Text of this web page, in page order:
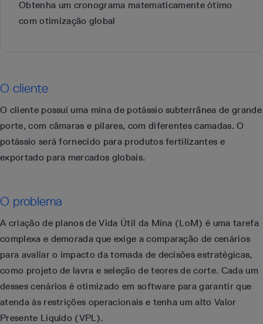
Obtenha um cronograma matematicamente ótimo
com otimização global
O cliente
O cliente possui uma mina de potássio subterrânea de grande
porte, com câmaras e pilares, com diferentes camadas. O
potássio será fornecido para produtos fertilizantes e
exportado para mercados globais.
O problema
A criação de planos de Vida Útil da Mina (LoM) é uma tarefa
complexa e demorada que exige a comparação de cenários
para avaliar o impacto da tomada de decisões estratégicas,
como projeto de lavra e seleção de teores de corte. Cada um
desses cenários é otimizado em software para garantir que
atenda às restrições operacionais e tenha um alto Valor
Presente Líquido (VPL).